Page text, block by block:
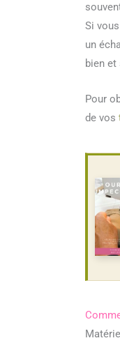
Si
un
bien
Pour
de vos